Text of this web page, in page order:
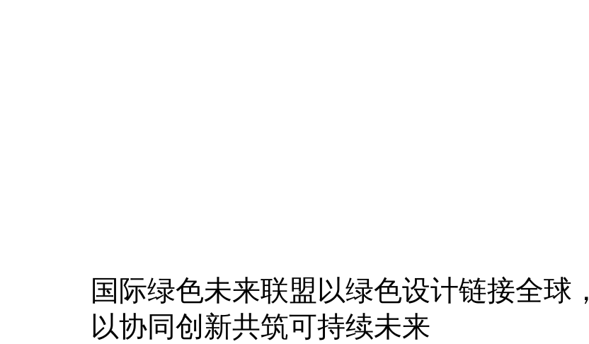
国际绿色未来联盟以绿色设计链接全球，
以协同创新共筑可持续未来